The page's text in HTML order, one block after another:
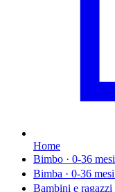
Home
Bimbo · 0-36 mesi
Bimba · 0-36 mesi
Bambini e ragazzi